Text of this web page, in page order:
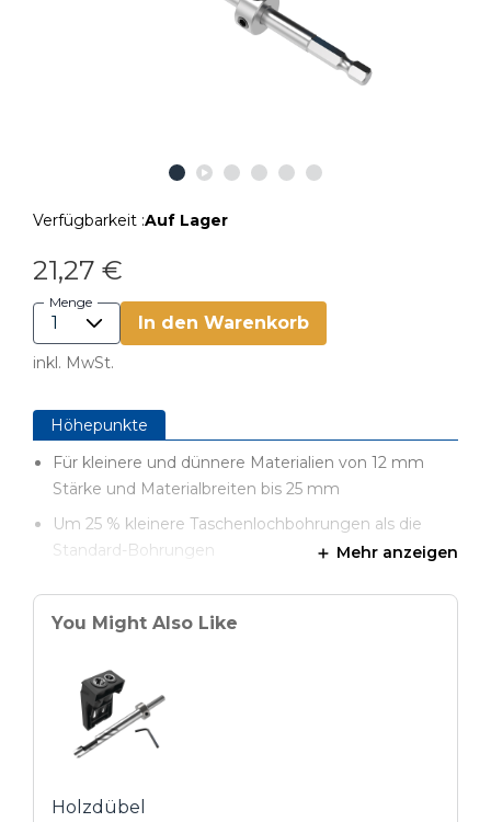
Verfügbarkeit :Auf Lager
21,27 €
Menge
In den Warenkorb
inkl. MwSt.
Höhepunkte
Für kleinere und dünnere Materialien von 12 mm
Stärke und Materialbreiten bis 25 mm
Um 25 % kleinere Taschenlochbohrungen als die
Standard-Bohrungen
720 PRO
Mehr anzeigen
You Might Also Like
Holzdübel